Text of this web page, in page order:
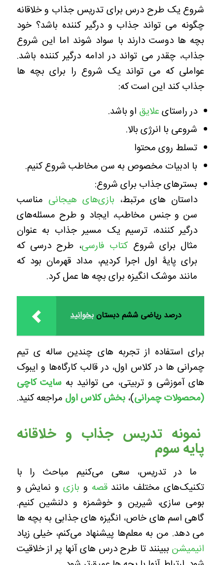
شروع یک طرح درس برای تدریس جذاب و خلاقانه
چگونه می تواند جذاب و درگیر کننده باشد؟خود
بچه ها دوست دارند با سواد شوند اما این شروع
جذاب، چقدر می تواند در ادامه درگیر کننده باشد.
عواملی که می تواند یک شروع را برای بچه ها
جذاب کند این است که:
در راستایعلایق او باشد.
شروعی با انرژی بالا.
تسلط روی محتوا
با ادبیات مخصوص به سن مخاطب شروع کنیم.
بسترهای جذاب برای شروع:
داستان های مرتبط، بازی‌های هیجانی مناسب
سن و جنس مخاطب، ایجاد و طرح مسئله‌های
درگیر کننده، ترسیم یک مسیر جذاب به عنوان
مثال برای شروعکتاب فارسی، طرح درسی که
برای پایۀ اول اجرا کردیم، مداد قهرمان بود که
مانند موشک انگیزه برای بچه ها عمل کرد.
بخوانید درصد ریاضی ششم دبستان
برای استفاده از تجربه های چندین ساله ی تیم
چمرانی ها در کلاس اول، در قالب کارگاه‌ها و ایبوک
های آموزشی و تربیتی، می توانید به سایت کاچی
(محصولات چمرانی)، بخش کلاس اول مراجعه کنید.
نمونه تدریس جذاب و خلاقانه
پایه سوم
ما در تدریس، سعی می‌کنیم مباحث را با
تکنیک‌های مختلف مانندقصه و بازی و نمایش و
بومی سازی، شیرین و خوشمزه و دلنشین کنیم.
گاهی اسم های خاص، انگیزه های جذابی به بچه ها
می دهد. من به معلم‌ها پیشنهاد می‌کنم، خیلی زیاد
انیمیشن ببینند تا طرح درس های آنها پر از خلاقیت